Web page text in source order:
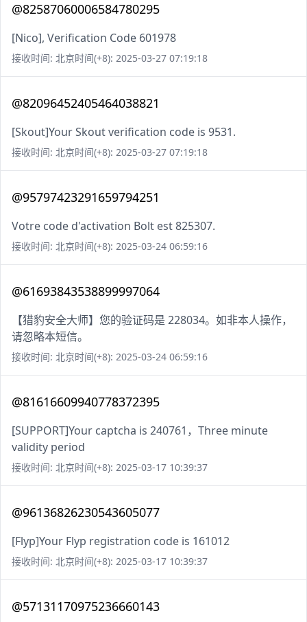
@82587060006584780295
[Nico], Verification Code 601978
接收时间: 北京时间(+8): 2025-03-27 07:19:18
@82096452405464038821
[Skout]Your Skout verification code is 9531.
接收时间: 北京时间(+8): 2025-03-27 07:19:18
@95797423291659794251
Votre code d'activation Bolt est 825307.
接收时间: 北京时间(+8): 2025-03-24 06:59:16
@61693843538899997064
【猎豹安全大师】您的验证码是 228034。如非本人操作，
请忽略本短信。
接收时间: 北京时间(+8): 2025-03-24 06:59:16
@81616609940778372395
[SUPPORT]Your captcha is 240761，Three minute
validity period
接收时间: 北京时间(+8): 2025-03-17 10:39:37
@96136826230543605077
[Flyp]Your Flyp registration code is 161012
接收时间: 北京时间(+8): 2025-03-17 10:39:37
@57131170975236660143